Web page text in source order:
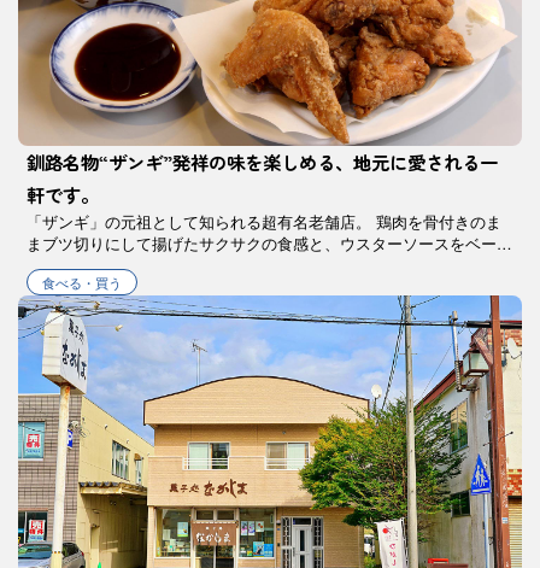
釧路名物“ザンギ”発祥の味を楽しめる、地元に愛される一
軒です。
「ザンギ」の元祖として知られる超有名老舗店。 鶏肉を骨付きのま
まブツ切りにして揚げたサクサクの食感と、ウスターソースをベース
にした秘伝のタレが観光客のみならず地元民の手土産にも定番となっ
ています。
食べる・買う